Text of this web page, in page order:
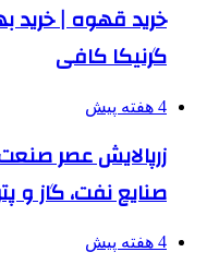
خرید قهوه | خرید
گرنیکا کافی
4 هفته پیش
صنایع نفت، گاز و
4 هفته پیش